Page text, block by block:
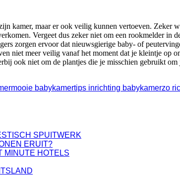
kamer, maar er ook veilig kunnen vertoeven. Zeker
Vergeet dus zeker niet om een rookmelder in
zorgen ervoor dat nieuwsgierige baby- of
niet meer veilig vanaf het moment dat je kleintje op
ook niet om de plantjes die je misschien gebruikt
mooie babykamertips inrichting babykamerzo
SPUITWERK
ERUIT?
MINUTE HOTELS